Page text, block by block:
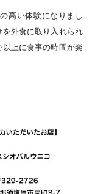
高い体験になりまし
外食に取り入れられ
上に食事の時間が楽